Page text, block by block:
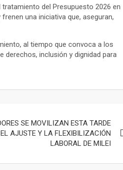
del Presupuesto 2026 en
una iniciativa que, aseguran,
al tiempo que convoca a los
derechos, inclusión y dignidad para
SE MOVILIZAN ESTA TARDE
AJUSTE Y LA FLEXIBILIZACIÓN
LABORAL DE MILEI